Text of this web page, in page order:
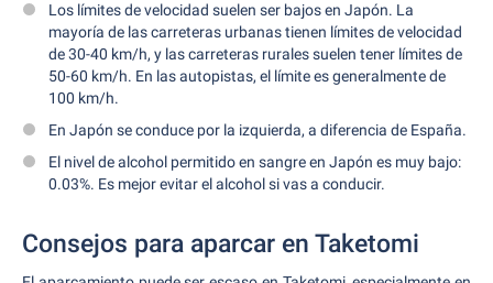
Los límites de velocidad suelen ser bajos en Japón. La
mayoría de las carreteras urbanas tienen límites de velocidad
de 30-40 km/h, y las carreteras rurales suelen tener límites de
50-60 km/h. En las autopistas, el límite es generalmente de
100 km/h.
En Japón se conduce por la izquierda, a diferencia de España.
El nivel de alcohol permitido en sangre en Japón es muy bajo:
0.03%. Es mejor evitar el alcohol si vas a conducir.
Consejos para aparcar en Taketomi